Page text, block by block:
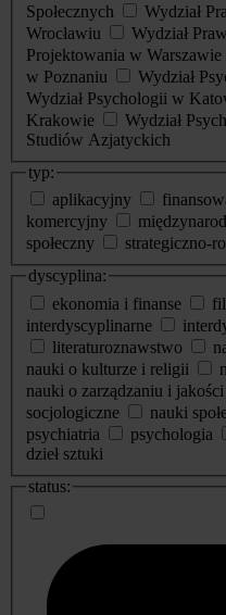
Społecznych
Wydział
Wrocławiu
Wydział
Projektowania w Warszawie
w Poznaniu
Wydział
Wydział Psychologii w
Krakowie
Wydział
Studiów Azjatyckich
typ:
aplikacyjny
komercyjny
społeczny
strategiczno-
dyscyplina:
ekonomia i finanse
interdyscyplinarne
literaturoznawstwo
nauki o kulturze i religii
nauki o zarządzaniu i jakości
socjologiczne
nauki
psychiatria
psychologia
dzieł sztuki
status: